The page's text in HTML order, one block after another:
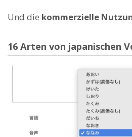
Und die kommerzielle
16 Arten von japanischen